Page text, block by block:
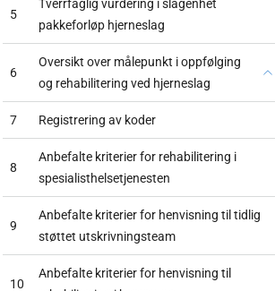
5
Tverrfaglig vurdering i slagenhet
pakkeforløp hjerneslag
6
Oversikt over målepunkt i oppfølging
og rehabilitering ved hjerneslag
7 Registrering av koder
8
Anbefalte kriterier for rehabilitering i
spesialisthelsetjenesten
9
Anbefalte kriterier for henvisning til tidlig
støttet utskrivningsteam
10
Anbefalte kriterier for henvisning til